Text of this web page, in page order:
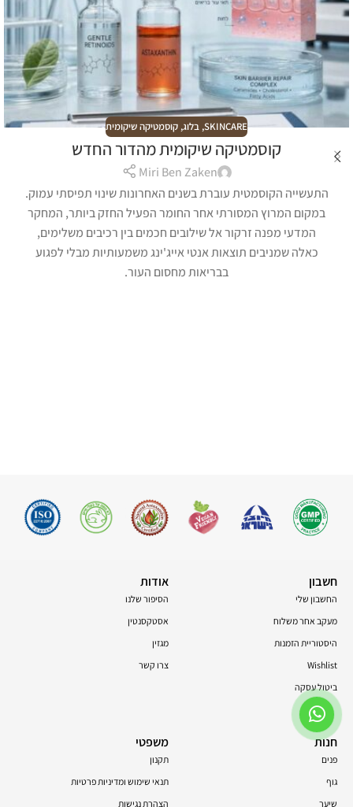
SKINCARE
, בלוג, קוסמטיקה שיקומית
קוסמטיקה שיקומית מהדור החדש
Miri Ben Zaken
התעשייה הקוסמטית עוברת בשנים האחרונות שינוי תפיסתי עמוק.
במקום המרוץ המסורתי אחר החומר הפעיל החזק ביותר, המחקר
המדעי מפנה זרקור אל שילובים חכמים בין רכיבים משלימים,
כאלה שמניבים תוצאות אנטי אייג'ינג משמעותיות מבלי לפגוע
בבריאות מחסום העור.
חשבון
החשבון שלי
מעקב אחר משלוח
היסטוריית הזמנות
Wishlist
ביטול עסקה
אודות
הסיפור שלנו
אסטקסנטין
מגזין
צרו קשר
חנות
פנים
גוף
שיער
משפטי
תקנון
תנאי שימוש ומדיניות פרטיות
הצהרת נגישות